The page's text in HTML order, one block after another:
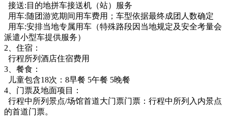
接送:目的地拼车接送机（站）服务
用车:随团游览期间用车费用；车型依据最终成团人数确定
用车:安排当地专属用车（特殊路段因当地规定及安全考量会
派遣小型车提供服务）
2、住宿：
行程所列酒店住宿费用
3、餐食：
儿童包含18次：8早餐 5午餐 5晚餐
4、门票及地面项目：
行程中所列景点/场馆首道大门票门票：行程中所列入内景点
的首道门票。